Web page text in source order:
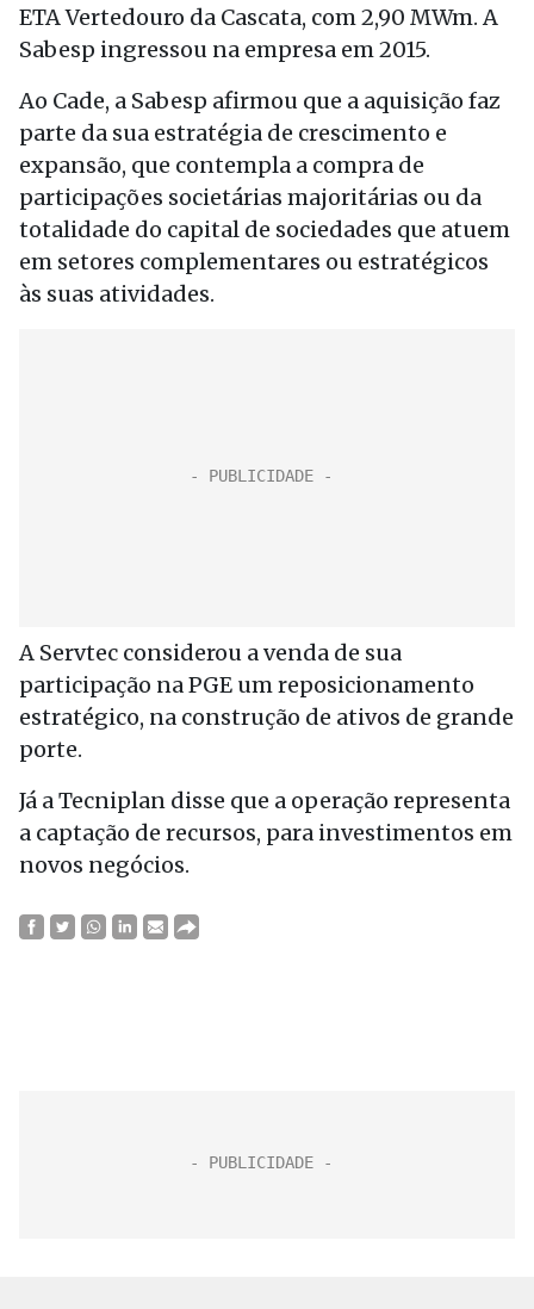
ETA Vertedouro da Cascata, com 2,90 MWm. A
Sabesp ingressou na empresa em 2015.
Ao Cade, a Sabesp afirmou que a aquisição faz
parte da sua estratégia de crescimento e
expansão, que contempla a compra de
participações societárias majoritárias ou da
totalidade do capital de sociedades que atuem
em setores complementares ou estratégicos
às suas atividades.
A Servtec considerou a venda de sua
participação na PGE um reposicionamento
estratégico, na construção de ativos de grande
porte.
Já a Tecniplan disse que a operação representa
a captação de recursos, para investimentos em
novos negócios.